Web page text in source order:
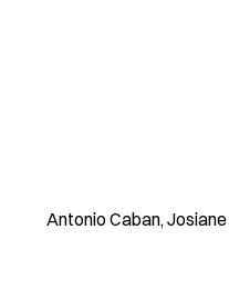
Antonio Caban,